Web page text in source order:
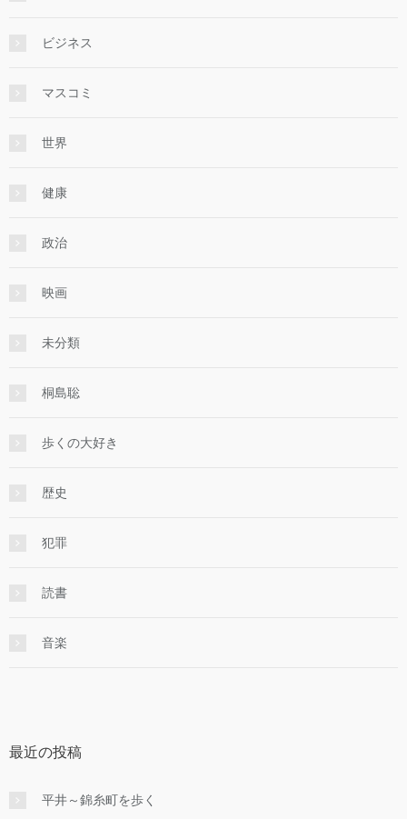
ビジネス
マスコミ
世界
健康
政治
映画
未分類
桐島聡
歩くの大好き
歴史
犯罪
読書
音楽
最近の投稿
平井～錦糸町を歩く